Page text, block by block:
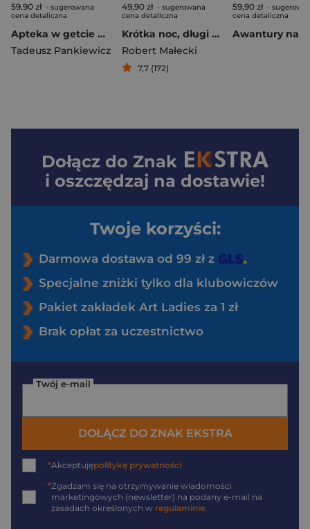
59,90 zł - sugerowana
cena detaliczna
Apteka w getcie krakowskim
Tadeusz Pankiewicz
49,90 zł - sugerowana
cena detaliczna
Krótka noc, długi krzyk
Robert Małecki
7,7 (172)
59,90 zł -
cena detaliczna
Dołącz do Znak
i oszczędzaj na dostawie!
Twoje korzyści:
Darmowa dostawa od 99 zł z
Specjalne zniżki tylko dla klubowiczów
Pakiet zakładek Art Ladies za 1 zł
Brak opłat za uczestnictwo
Twój e-mail
DOŁĄCZ DO ZNAK EKSTRA
*Akceptujępolitykę prywatności
*Zgadzam się na otrzymywanie wiadomości
marketingowych (newsletter) na podany e-mail na
zasadach określonych w regulaminie